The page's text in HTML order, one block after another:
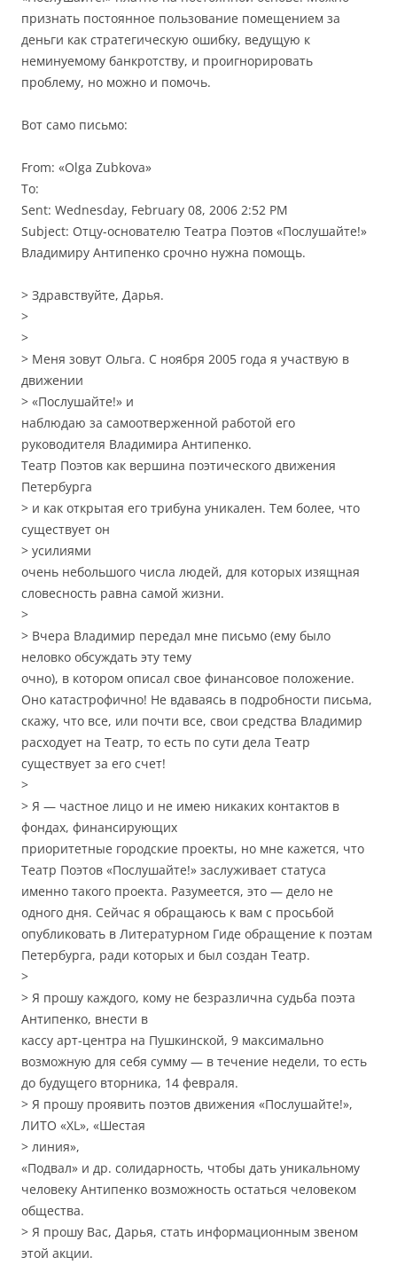
признать постоянное пользование помещением за
деньги как стратегическую ошибку, ведущую к
неминуемому банкротству, и проигнорировать
проблему, но можно и помочь.
Вот само письмо:
From: «Olga Zubkova»
To:
Sent: Wednesday, February 08, 2006 2:52 PM
Subject: Отцу-основателю Театра Поэтов «Послушайте!»
Владимиру Антипенко срочно нужна помощь.
> Здравствуйте, Дарья.
>
>
> Меня зовут Ольга. С ноября 2005 года я участвую в
движении
> «Послушайте!» и
наблюдаю за самоотверженной работой его
руководителя Владимира Антипенко.
Театр Поэтов как вершина поэтического движения
Петербурга
> и как открытая его трибуна уникален. Тем более, что
существует он
> усилиями
очень небольшого числа людей, для которых изящная
словесность равна самой жизни.
>
> Вчера Владимир передал мне письмо (ему было
неловко обсуждать эту тему
очно), в котором описал свое финансовое положение.
Оно катастрофично! Не вдаваясь в подробности письма,
скажу, что все, или почти все, свои средства Владимир
расходует на Театр, то есть по сути дела Театр
существует за его счет!
>
> Я — частное лицо и не имею никаких контактов в
фондах, финансирующих
приоритетные городские проекты, но мне кажется, что
Театр Поэтов «Послушайте!» заслуживает статуса
именно такого проекта. Разумеется, это — дело не
одного дня. Сейчас я обращаюсь к вам с просьбой
опубликовать в Литературном Гиде обращение к поэтам
Петербурга, ради которых и был создан Театр.
>
> Я прошу каждого, кому не безразлична судьба поэта
Антипенко, внести в
кассу арт-центра на Пушкинской, 9 максимально
возможную для себя сумму — в течение недели, то есть
до будущего вторника, 14 февраля.
> Я прошу проявить поэтов движения «Послушайте!»,
ЛИТО «ХL», «Шестая
> линия»,
«Подвал» и др. солидарность, чтобы дать уникальному
человеку Антипенко возможность остаться человеком
общества.
> Я прошу Вас, Дарья, стать информационным звеном
этой акции.